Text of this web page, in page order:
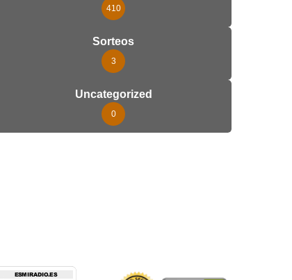
410
Sorteos
3
Uncategorized
0